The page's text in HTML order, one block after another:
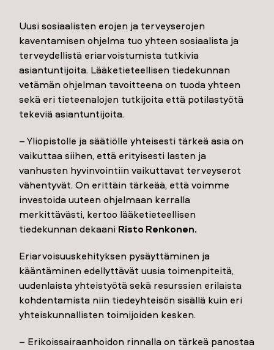
Uusi sosiaalisten erojen ja terveyserojen
kaventamisen ohjelma tuo yhteen sosiaalista ja
terveydellistä eriarvoistumista tutkivia
asiantuntijoita. Lääketieteellisen tiedekunnan
vetämän ohjelman tavoitteena on tuoda yhteen
sekä eri tieteenalojen tutkijoita että potilastyötä
tekeviä asiantuntijoita.
– Yliopistolle ja säätiölle yhteisesti tärkeä asia on
vaikuttaa siihen, että erityisesti lasten ja
vanhusten hyvinvointiin vaikuttavat terveyserot
vähentyvät. On erittäin tärkeää, että voimme
investoida uuteen ohjelmaan kerralla
merkittävästi, kertoo lääketieteellisen
tiedekunnan dekaani Risto Renkonen.
Eriarvoisuuskehityksen pysäyttäminen ja
kääntäminen edellyttävät uusia toimenpiteitä,
uudenlaista yhteistyötä sekä resurssien erilaista
kohdentamista niin tiedeyhteisön sisällä kuin eri
yhteiskunnallisten toimijoiden kesken.
– Erikoissairaanhoidon rinnalla on tärkeä panostaa